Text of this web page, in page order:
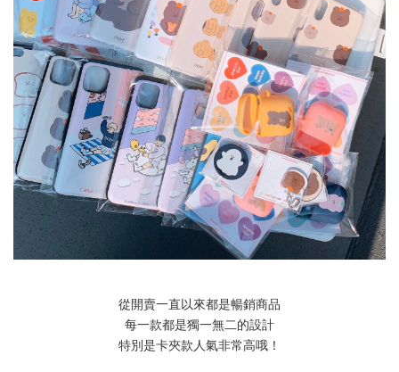
從開賣一直以來都是暢銷商品
每一款都是獨一無二的設計
特別是卡夾款人氣非常高哦！